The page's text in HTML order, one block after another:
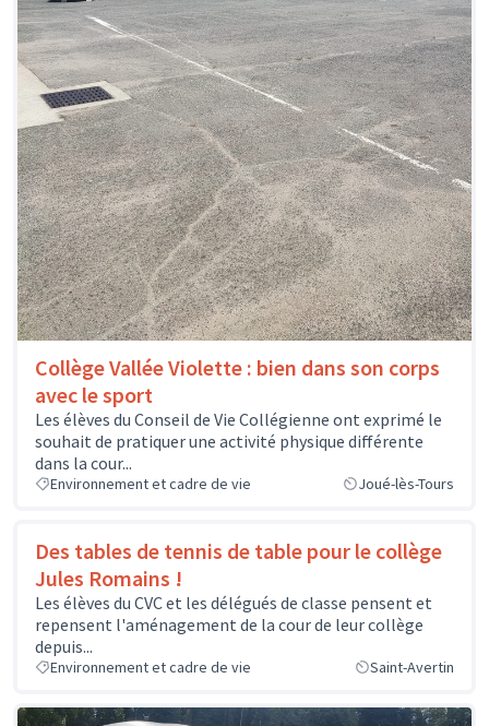
Collège Vallée Violette : bien dans son corps
avec le sport
Les élèves du Conseil de Vie Collégienne ont exprimé le
souhait de pratiquer une activité physique différente
dans la cour...
Environnement et cadre de vie Joué-lès-Tours
Des tables de tennis de table pour le collège
Jules Romains !
Les élèves du CVC et les délégués de classe pensent et
repensent l'aménagement de la cour de leur collège
depuis...
Environnement et cadre de vie Saint-Avertin